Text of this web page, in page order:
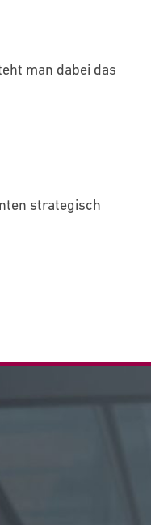
man dabei das
strategisch